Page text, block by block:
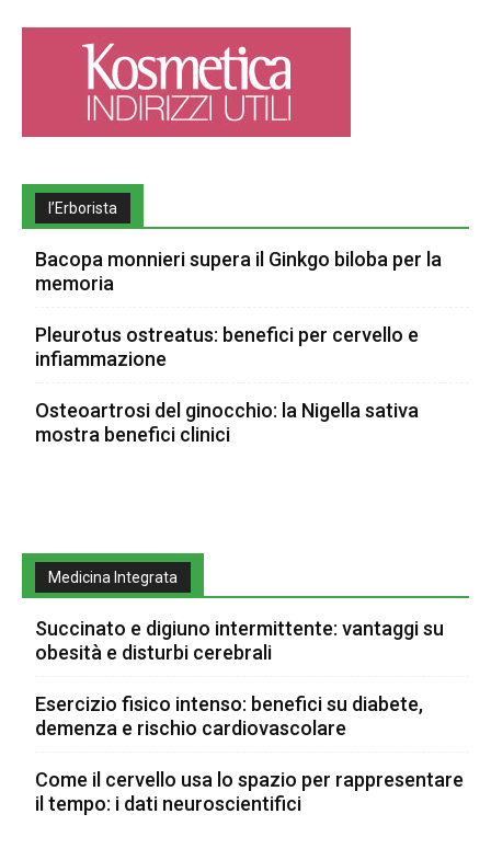
l’Erborista
Bacopa monnieri supera il Ginkgo biloba per la
memoria
Pleurotus ostreatus: benefici per cervello e
infiammazione
Osteoartrosi del ginocchio: la Nigella sativa
mostra benefici clinici
Medicina Integrata
Succinato e digiuno intermittente: vantaggi su
obesità e disturbi cerebrali
Esercizio fisico intenso: benefici su diabete,
demenza e rischio cardiovascolare
Come il cervello usa lo spazio per rappresentare
il tempo: i dati neuroscientifici